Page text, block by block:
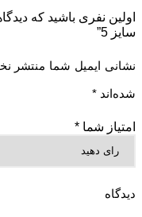
اولین نفری باشید که
سایز 5”
نشانی ایمیل شما منتشر
شده‌اند *
امتیاز شما *